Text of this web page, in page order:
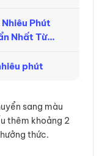
Phút
Nhất Từ
phút
sang màu
thêm khoảng 2
thức.